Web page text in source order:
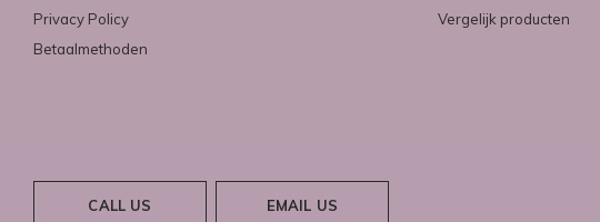
Privacy Policy
Betaalmethoden
Vergelijk producten
CALL US EMAIL US